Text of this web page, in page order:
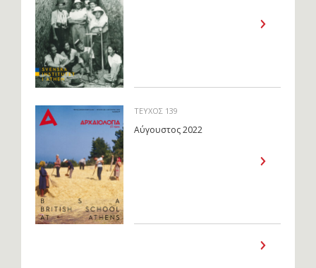
ΤΕΥΧΟΣ 139
Αύγουστος 2022